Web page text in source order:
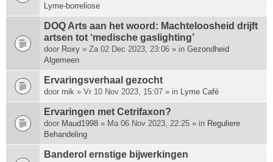
Lyme-borreliose
DOQ Arts aan het woord: Machte­loosheid drijft
artsen tot ‘medische gas­lighting’
door Roxy » Za 02 Dec 2023, 23:06 » in Gezondheid
Algemeen
Ervaringsverhaal gezocht
door mik » Vr 10 Nov 2023, 15:07 » in Lyme Café
Ervaringen met Cetrifaxon?
door Maud1998 » Ma 06 Nov 2023, 22:25 » in Reguliere
Behandeling
Banderol ernstige bijwerkingen